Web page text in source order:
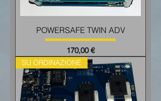
POWERSAFE TWIN ADV
Price
170,00 €
SU ORDINAZIONE